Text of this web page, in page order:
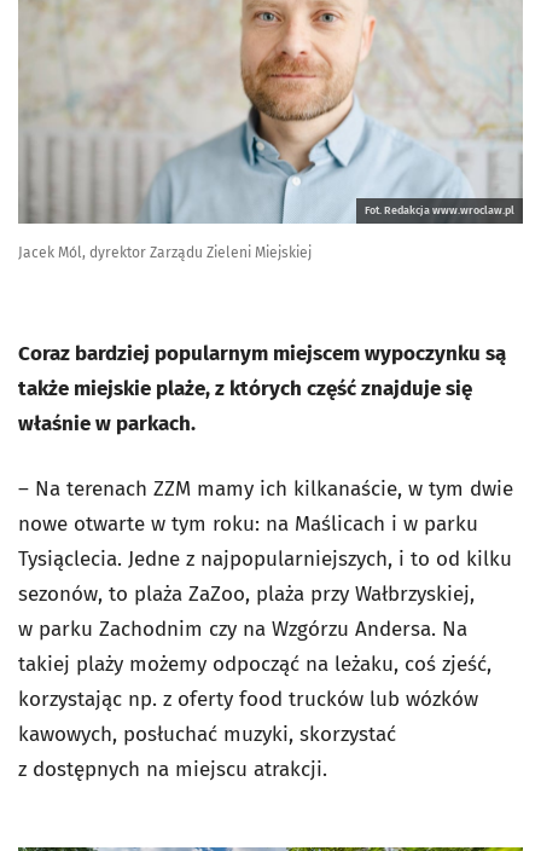
Fot. Redakcja www.wroclaw.pl
Jacek Mól, dyrektor Zarządu Zieleni Miejskiej
Coraz bardziej popularnym miejscem wypoczynku są
także miejskie plaże, z których część znajduje się
właśnie w parkach.
– Na terenach ZZM mamy ich kilkanaście, w tym dwie
nowe otwarte w tym roku: na Maślicach i w parku
Tysiąclecia. Jedne z najpopularniejszych, i to od kilku
sezonów, to plaża ZaZoo, plaża przy Wałbrzyskiej,
w parku Zachodnim czy na Wzgórzu Andersa. Na
takiej plaży możemy odpocząć na leżaku, coś zjeść,
korzystając np. z oferty food trucków lub wózków
kawowych, posłuchać muzyki, skorzystać
z dostępnych na miejscu atrakcji.